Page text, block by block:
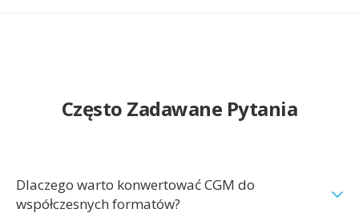
Często Zadawane Pytania
Dlaczego warto konwertować CGM do
współczesnych formatów?